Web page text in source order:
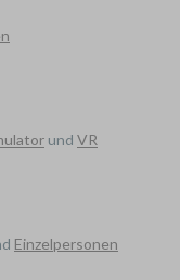
und VR
Einzelpersonen